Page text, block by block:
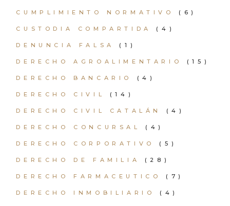
CUMPLIMIENTO NORMATIVO (6)
CUSTODIA COMPARTIDA (4)
DENUNCIA FALSA (1)
DERECHO AGROALIMENTARIO (15)
DERECHO BANCARIO (4)
DERECHO CIVIL (14)
DERECHO CIVIL CATALÁN (4)
DERECHO CONCURSAL (4)
DERECHO CORPORATIVO (5)
DERECHO DE FAMILIA (28)
DERECHO FARMACEUTICO (7)
DERECHO INMOBILIARIO (4)